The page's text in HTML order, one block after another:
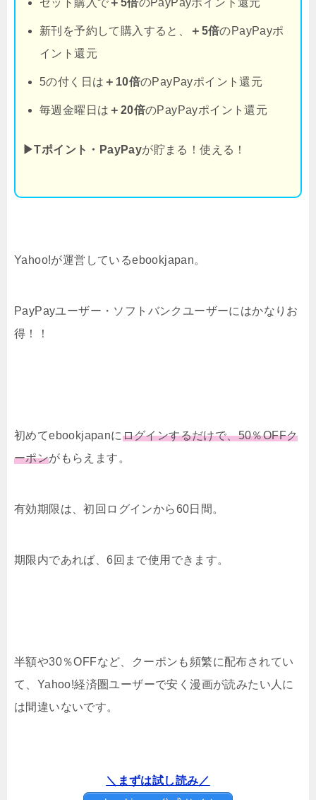
セット購入で ＋5倍のPayPayポイント還元
新刊を予約して購入すると、 ＋5倍のPayPayポ
イント還元
5の付く日は ＋10倍のPayPayポイント還元
毎週金曜日は ＋20倍のPayPayポイント還元
▶Tポイント・PayPayが貯まる！使える！
Yahoo!が運営しているebookjapan。
PayPayユーザー・ソフトバンクユーザーにはかなりお
得！！
初めてebookjapanにログインするだけで、50％OFFク
ーポンがもらえます。
有効期限は、初回ログインから60日間。
期限内であれば、6回まで使用できます。
半額や30％OFFなど、クーポンも頻繁に配布されてい
て、Yahoo!経済圏ユーザーで安く漫画が読みたい人に
は間違いないです。
＼まずは試し読み／